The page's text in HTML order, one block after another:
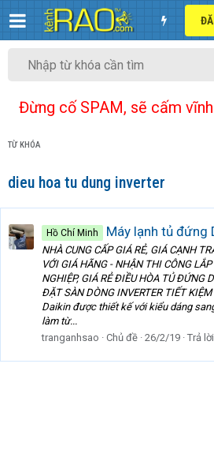
Đừng cố SPAM, sẽ cấm
TỪ KHÓA
dieu hoa tu dung inverter
Hồ Chí Minh Máy lạnh tủ đứng
NHÀ CUNG CẤP GIÁ RẺ, GIÁ CẠNH
VỚI GIÁ HÃNG - NHẬN THI CÔNG
NGHIỆP, GIÁ RẺ ĐIỀU HÒA TỦ ĐỨNG
ĐẶT SÀN DÒNG INVERTER TIẾT
Daikin được thiết kế với kiểu dáng
làm từ...
tranganhsao
Chủ đề 26/2/19 Trả